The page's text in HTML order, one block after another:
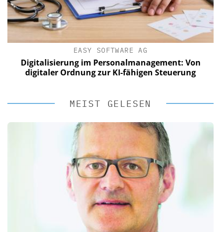
EASY SOFTWARE AG
Digitalisierung im Personalmanagement: Von
digitaler Ordnung zur KI-fähigen Steuerung
MEIST GELESEN